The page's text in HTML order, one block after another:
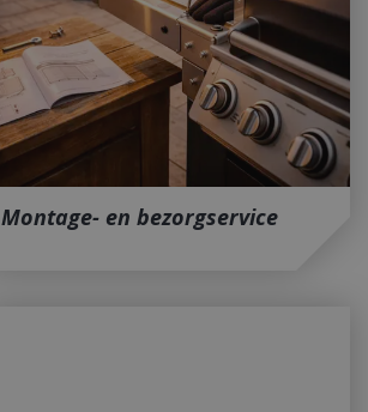
Montage- en bezorgservice